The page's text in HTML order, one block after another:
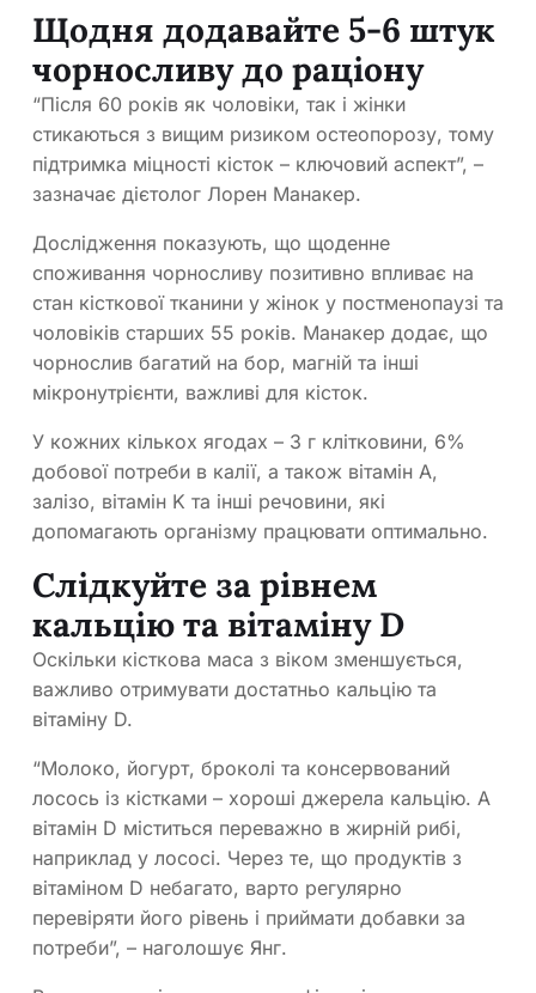
Щодня додавайте 5-6 штук
чорносливу до раціону
“Після 60 років як чоловіки, так і жінки
стикаються з вищим ризиком остеопорозу, тому
підтримка міцності кісток – ключовий аспект”, –
зазначає дієтолог Лорен Манакер.
Дослідження показують, що щоденне
споживання чорносливу позитивно впливає на
стан кісткової тканини у жінок у постменопаузі та
чоловіків старших 55 років. Манакер додає, що
чорнослив багатий на бор, магній та інші
мікронутрієнти, важливі для кісток.
У кожних кількох ягодах – 3 г клітковини, 6%
добової потреби в калії, а також вітамін А,
залізо, вітамін K та інші речовини, які
допомагають організму працювати оптимально.
Слідкуйте за рівнем
кальцію та вітаміну D
Оскільки кісткова маса з віком зменшується,
важливо отримувати достатньо кальцію та
вітаміну D.
“Молоко, йогурт, броколі та консервований
лосось із кістками – хороші джерела кальцію. А
вітамін D міститься переважно в жирній рибі,
наприклад у лососі. Через те, що продуктів з
вітаміном D небагато, варто регулярно
перевіряти його рівень і приймати добавки за
потреби”, – наголошує Янг.